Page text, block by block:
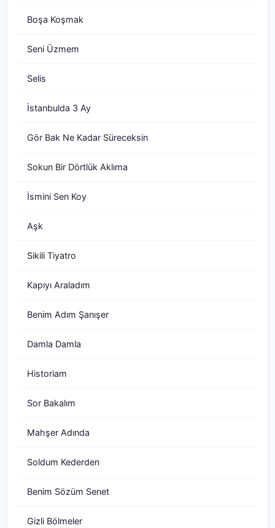
Boşa Koşmak
Seni Üzmem
Selis
İstanbulda 3 Ay
Gör Bak Ne Kadar Süreceksin
Sokun Bir Dörtlük Aklıma
İsmini Sen Koy
Aşk
Sikili Tiyatro
Kapıyı Araladım
Benim Adım Şanışer
Damla Damla
Historiam
Sor Bakalım
Mahşer Adında
Soldum Kederden
Benim Sözüm Senet
Gizli Bölmeler